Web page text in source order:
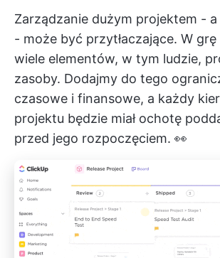
Zarządzanie dużym projektem - a
- może być przytłaczające. W
wiele elementów, w tym ludzie,
zasoby. Dodajmy do tego
czasowe i finansowe, a każdy
projektu będzie miał ochotę
przed jego rozpoczęciem. 👀